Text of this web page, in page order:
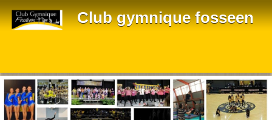
Club gymnique fosseen
Panneau de gestion des cookies